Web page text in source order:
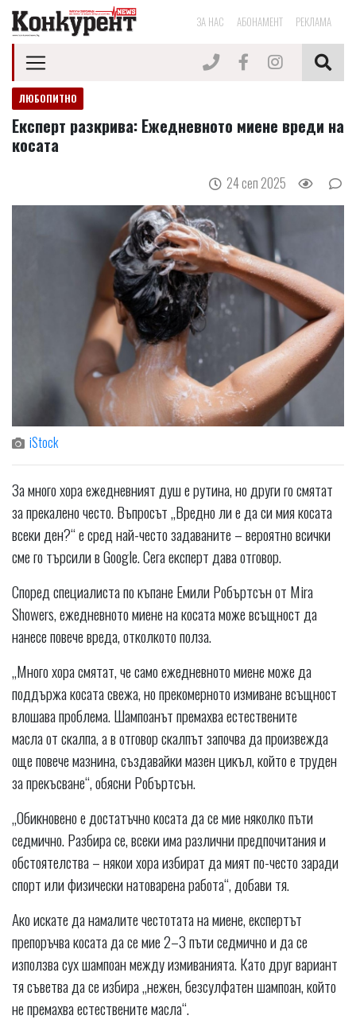
ЗА НАС АБОНАМЕНТ РЕКЛАМА
ЛЮБОПИТНО
Експерт разкрива: Ежедневното миене вреди на
косата
24 сеп 2025
iStock
За много хора ежедневният душ е рутина, но други го смятат
за прекалено често. Въпросът „Вредно ли е да си мия косата
всеки ден?“ е сред най-често задаваните – вероятно всички
сме го търсили в Google. Сега експерт дава отговор.
Според специалиста по къпане Емили Робъртсън от Mira
Showers, ежедневното миене на косата може всъщност да
нанесе повече вреда, отколкото полза.
„Много хора смятат, че само ежедневното миене може да
поддържа косата свежа, но прекомерното измиване всъщност
влошава проблема. Шампоанът премахва естествените
масла от скалпа, а в отговор скалпът започва да произвежда
още повече мазнина, създавайки мазен цикъл, който е труден
за прекъсване“, обясни Робъртсън.
„Обикновено е достатъчно косата да се мие няколко пъти
седмично. Разбира се, всеки има различни предпочитания и
обстоятелства – някои хора избират да мият по-често заради
спорт или физически натоварена работа“, добави тя.
Ако искате да намалите честотата на миене, експертът
препоръчва косата да се мие 2–3 пъти седмично и да се
използва сух шампоан между измиванията. Като друг вариант
тя съветва да се избира „нежен, безсулфатен шампоан, който
не премахва естествените масла“.